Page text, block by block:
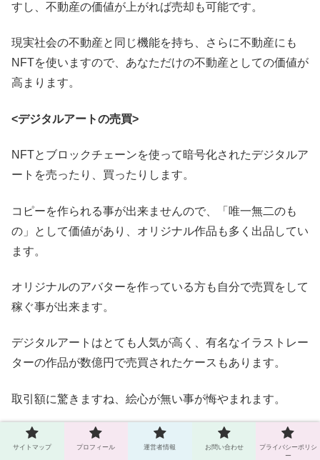
すし、不動産の価値が上がれば売却も可能です。
現実社会の不動産と同じ機能を持ち、さらに不動産にも
NFTを使いますので、あなただけの不動産としての価値が
高まります。
<デジタルアートの売買>
NFTとブロックチェーンを使って暗号化されたデジタルア
ートを売ったり、買ったりします。
コピーを作られる事が出来ませんので、「唯一無二のも
の」として価値があり、オリジナル作品も多く出品してい
ます。
オリジナルのアバターを作っている方も自分で売買をして
稼ぐ事が出来ます。
デジタルアートはとても人気が高く、有名なイラストレー
ターの作品が数億円で売買されたケースもあります。
取引額に驚きますね、絵心が無い事が悔やまれます。
<バーチャルショッピング>
サイトマップ プロフィール 運営者情報 お問い合わせ
プライバシーポリシ
ー